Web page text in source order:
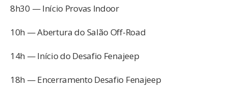
8h30 — Início Provas Indoor
10h — Abertura do Salão Off-Road
14h — Início do Desafio Fenajeep
18h — Encerramento Desafio Fenajeep